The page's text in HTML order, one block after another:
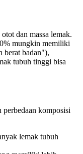
dan massa lemak.
mungkin memiliki
berat badan"),
tubuh tinggi bisa
komposisi
lemak tubuh